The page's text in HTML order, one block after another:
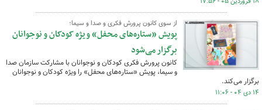
از سوی کانون پرورش فکری و صدا و سیما؛
پویش «ستاره‌های محفل» ویژه کودکان و نوجوانان
برگزار می‌شود
کانون پرورش فکری کودکان و نوجوانان با مشارکت سازمان صدا
و سیما، پویش «ستاره‌های محفل» را ویژه کودکان و نوجوانان
برگزار می‌کند.
۱۴ دی ۰۴ - ۱۱:۰۶